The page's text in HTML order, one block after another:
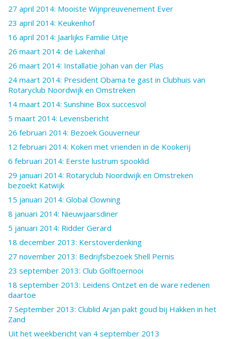
27 april 2014: Mooiste Wijnpreuvenement Ever
23 april 2014: Keukenhof
16 april 2014: Jaarlijks Familie Uitje
26 maart 2014: de Lakenhal
26 maart 2014: Installatie Johan van der Plas
24 maart 2014: President Obama te gast in Clubhuis van
Rotaryclub Noordwijk en Omstreken
14 maart 2014: Sunshine Box succesvol
5 maart 2014: Levensbericht
26 februari 2014: Bezoek Gouverneur
12 februari 2014: Koken met vrienden in de Kookerij
6 februari 2014: Eerste lustrum spooklid
29 januari 2014: Rotaryclub Noordwijk en Omstreken
bezoekt Katwijk
15 januari 2014: Global Clowning
8 januari 2014: Nieuwjaarsdiner
5 januari 2014: Ridder Gerard
18 december 2013: Kerstoverdenking
27 november 2013: Bedrijfsbezoek Shell Pernis
23 september 2013: Club Golftoernooi
18 september 2013: Leidens Ontzet en de ware redenen
daartoe
7 September 2013: Clublid Arjan pakt goud bij Hakken in het
Zand
Uit het weekbericht van 4 september 2013